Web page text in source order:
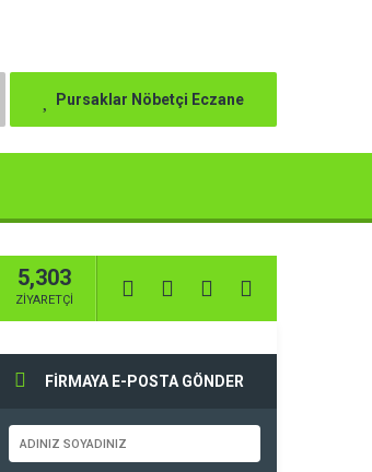
Pursaklar Nöbetçi Eczane
5,303
ZİYARETÇİ
FİRMAYA E-POSTA GÖNDER